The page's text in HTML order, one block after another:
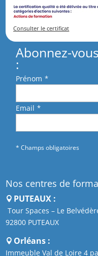
Consulter le certificat
Abonnez-
:
Prénom *
Email *
* Champs obligatoires
Nos centres de
PUTEAUX :
Tour Spaces – Le
92800 PUTEAUX
Orléans :
Immeuble Val de Loire 4